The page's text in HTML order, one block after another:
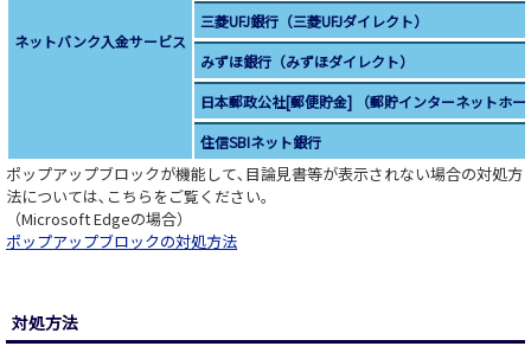
ネットバンク入金サービス
三菱UFJ銀行（三菱UFJダイレクト）
みずほ銀行（みずほダイレクト）
日本郵政公社[郵便貯金] （郵貯インターネットホ
住信SBIネット銀行
ポップアップブロックが機能して､目論見書等が表示されない場合の対処方
法については､こちらをご覧ください。
（Microsoft Edgeの場合）
ポップアップブロックの対処方法
対処方法